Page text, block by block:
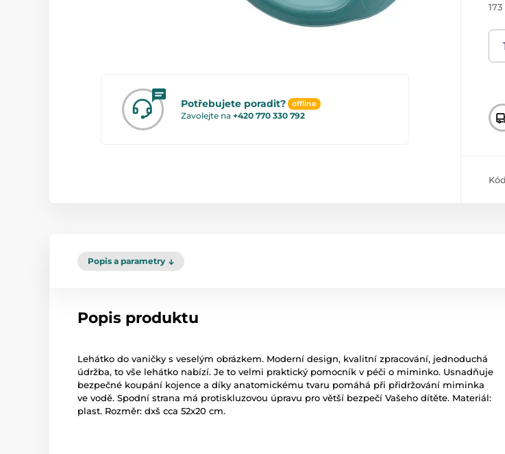
Potřebujete poradit? offline
Zavolejte na +420 770 330 792
Popis a parametry
Popis produktu
Lehátko do vaničky s veselým obrázkem. Moderní design, kvalitní zpracování, jednoduchá
údržba, to vše lehátko nabízí. Je to velmi praktický pomocník v péči o miminko. Usnadňuje
bezpečné koupání kojence a díky anatomickému tvaru pomáhá při přidržování miminka
ve vodě. Spodní strana má protiskluzovou úpravu pro větší bezpečí Vašeho dítěte. Materiál:
plast. Rozměr: dxš cca 52x20 cm.